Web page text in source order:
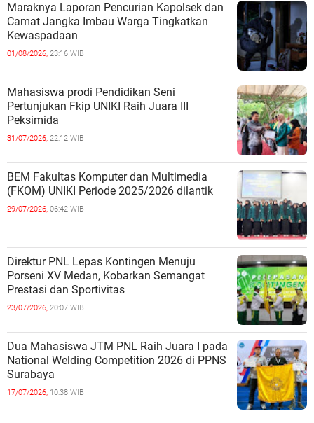
Maraknya Laporan Pencurian Kapolsek dan
Camat Jangka Imbau Warga Tingkatkan
Kewaspadaan
01/08/2026, 23:16 WIB
Mahasiswa prodi Pendidikan Seni
Pertunjukan Fkip UNIKI Raih Juara III
Peksimida
31/07/2026, 22:12 WIB
BEM Fakultas Komputer dan Multimedia
(FKOM) UNIKI Periode 2025/2026 dilantik
29/07/2026, 06:42 WIB
Direktur PNL Lepas Kontingen Menuju
Porseni XV Medan, Kobarkan Semangat
Prestasi dan Sportivitas
23/07/2026, 20:07 WIB
Dua Mahasiswa JTM PNL Raih Juara I pada
National Welding Competition 2026 di PPNS
Surabaya
17/07/2026, 10:38 WIB